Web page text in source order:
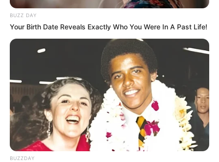
Gabaritos – servem como referência de medidas,
substitui a tradicional régua e padroniza o seu
trabalho. Essa ferramenta deixa o trabalho mais
simples e rápido, e pode ser encontrada nas
BUZZ DAY
Your Birth Date Reveals Exactly Who You Were In A Past Life!
BUZZDAY